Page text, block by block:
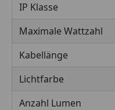
IP Klasse
Maximale Wattzahl
Kabellänge
Lichtfarbe
Anzahl Lumen